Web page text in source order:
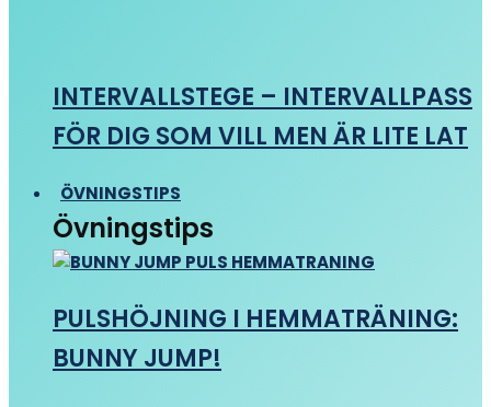
INTERVALLSTEGE – INTERVALLPASS
FÖR DIG SOM VILL MEN ÄR LITE LAT
ÖVNINGSTIPS
Övningstips
PULSHÖJNING I HEMMATRÄNING:
BUNNY JUMP!